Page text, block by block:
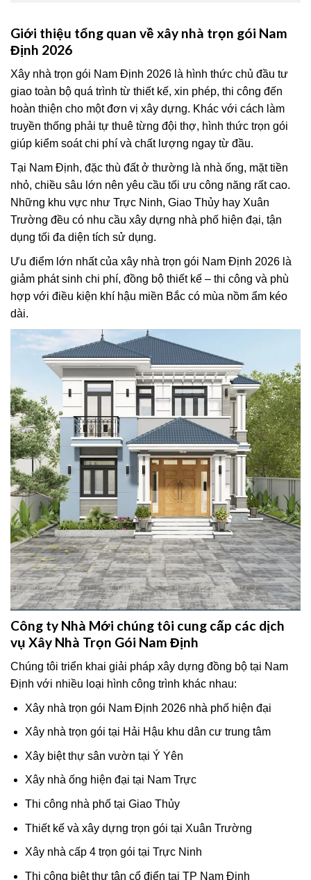
Giới thiệu tổng quan về xây nhà trọn gói Nam
Định 2026
Xây nhà trọn gói Nam Định 2026 là hình thức chủ đầu tư
giao toàn bộ quá trình từ thiết kế, xin phép, thi công đến
hoàn thiện cho một đơn vị xây dựng. Khác với cách làm
truyền thống phải tự thuê từng đội thợ, hình thức trọn gói
giúp kiểm soát chi phí và chất lượng ngay từ đầu.
Tại Nam Định, đặc thù đất ở thường là nhà ống, mặt tiền
nhỏ, chiều sâu lớn nên yêu cầu tối ưu công năng rất cao.
Những khu vực như Trực Ninh, Giao Thủy hay Xuân
Trường đều có nhu cầu xây dựng nhà phố hiện đại, tận
dụng tối đa diện tích sử dụng.
Ưu điểm lớn nhất của xây nhà trọn gói Nam Định 2026 là
giảm phát sinh chi phí, đồng bộ thiết kế – thi công và phù
hợp với điều kiện khí hậu miền Bắc có mùa nồm ẩm kéo
dài.
Công ty Nhà Mới chúng tôi cung cấp các dịch
vụ Xây Nhà Trọn Gói Nam Định
Chúng tôi triển khai giải pháp xây dựng đồng bộ tại Nam
Định với nhiều loại hình công trình khác nhau:
Xây nhà trọn gói Nam Định 2026 nhà phố hiện đại
Xây nhà trọn gói tại Hải Hậu khu dân cư trung tâm
Xây biệt thự sân vườn tại Ý Yên
Xây nhà ống hiện đại tại Nam Trực
Thi công nhà phố tại Giao Thủy
Thiết kế và xây dựng trọn gói tại Xuân Trường
Xây nhà cấp 4 trọn gói tại Trực Ninh
Thi công biệt thự tân cổ điển tại TP Nam Định